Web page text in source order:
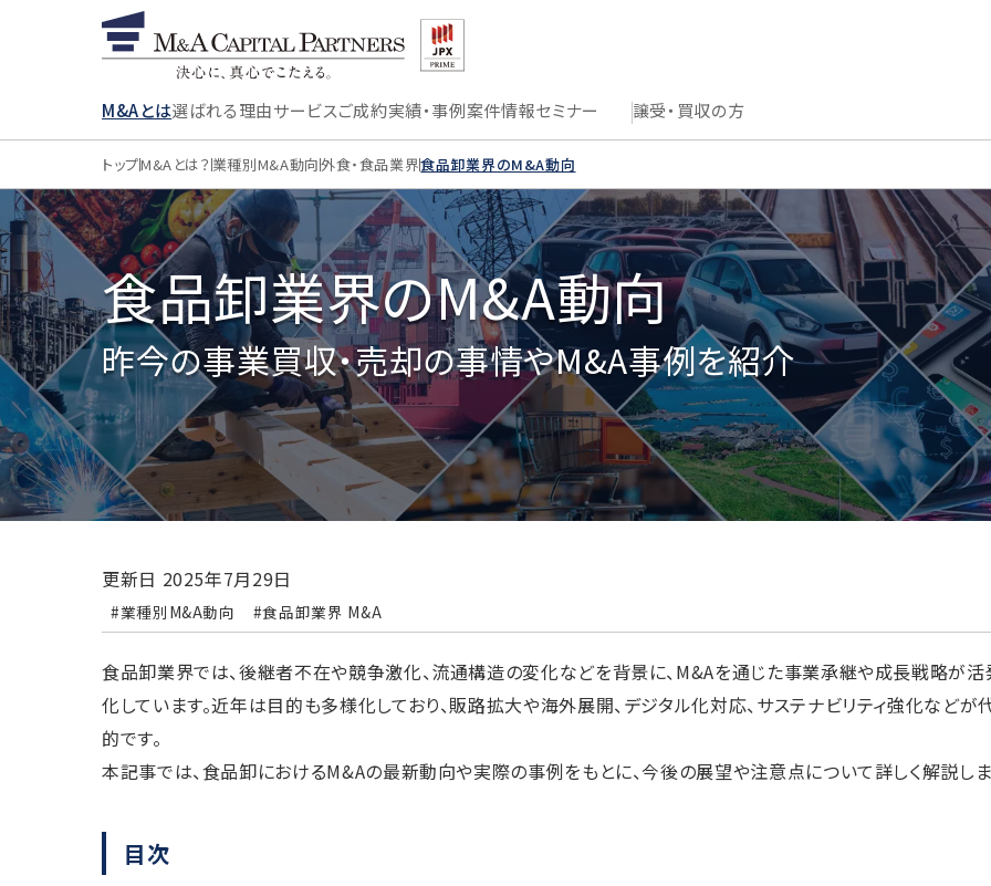
M&Aとは選ばれる理由サービスご成約実績・事例案件情報セミナー 譲受・買収の方
トップM&Aとは？業種別M&A動向外食・食品業界食品卸業界のM&A動向
食品卸業界のM&A動向
昨今の事業買収・売却の事情やM&A事例を紹介
更新日 2025年7月29日
#業種別M&A動向 #食品卸業界 M&A
食品卸業界では、後継者不在や競争激化、流通構造の変化などを背景に、M&Aを通じた事業承継や成長戦略が活
化しています。近年は目的も多様化しており、販路拡大や海外展開、デジタル化対応、サステナビリティ強化などが
的です。
本記事では、食品卸におけるM&Aの最新動向や実際の事例をもとに、今後の展望や注意点について詳しく解説しま
目次